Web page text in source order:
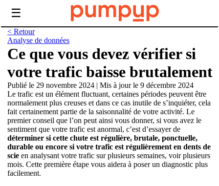
☰
< Retour
Analyse de données
Ce que vous devez vérifier si
votre trafic baisse brutalement
Publié le 29 novembre 2024 | Mis à jour le 9 décembre 2024
Le trafic est un élément fluctuant, certaines périodes peuvent être
normalement plus creuses et dans ce cas inutile de s’inquiéter, cela
fait certainement partie de la saisonnalité de votre activité. Le
premier conseil que l’on peut ainsi vous donner, si vous avez le
sentiment que votre trafic est anormal, c’est d’essayer de
déterminer si cette chute est régulière, brutale, ponctuelle,
durable ou encore si votre trafic est régulièrement en dents de
scie en analysant votre trafic sur plusieurs semaines, voir plusieurs
mois. Cette première étape vous aidera à poser un diagnostic plus
facilement.